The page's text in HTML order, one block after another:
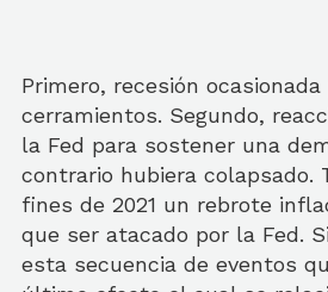
Primero, recesión
cerramientos. Segundo,
la Fed para sostener una
contrario hubiera colapsado.
fines de 2021 un rebrote
que ser atacado por la Fed.
esta secuencia de eventos